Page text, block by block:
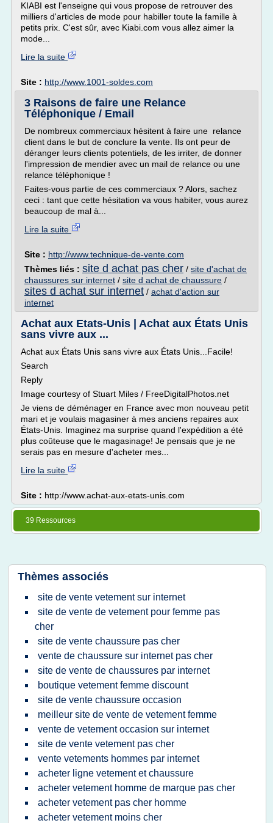
KIABI est l'enseigne qui vous propose de retrouver des
milliers d'articles de mode pour habiller toute la famille à
petits prix. C'est sûr, avec Kiabi.com vous allez aimer la
mode...
Lire la suite
Site : http://www.1001-soldes.com
3 Raisons de faire une Relance
Téléphonique / Email
De nombreux commerciaux hésitent à faire une relance
client dans le but de conclure la vente. Ils ont peur de
déranger leurs clients potentiels, de les irriter, de donner
l'impression de mendier avec un mail de relance ou une
relance téléphonique !
Faites-vous partie de ces commerciaux ? Alors, sachez
ceci : tant que cette hésitation va vous habiter, vous aurez
beaucoup de mal à...
Lire la suite
Site : http://www.technique-de-vente.com
Thèmes liés : site d achat pas cher / site d'achat de
chaussures sur internet / site d achat de chaussure /
sites d achat sur internet / achat d'action sur
internet
Achat aux Etats-Unis | Achat aux États Unis
sans vivre aux ...
Achat aux États Unis sans vivre aux États Unis...Facile!
Search
Reply
Image courtesy of Stuart Miles / FreeDigitalPhotos.net
Je viens de déménager en France avec mon nouveau petit
mari et je voulais magasiner à mes anciens repaires aux
États-Unis. Imaginez ma surprise quand l'expédition a été
plus coûteuse que le magasinage! Je pensais que je ne
serais pas en mesure d'acheter mes...
Lire la suite
Site : http://www.achat-aux-etats-unis.com
39 Ressources
Thèmes associés
site de vente vetement sur internet
site de vente de vetement pour femme pas
cher
site de vente chaussure pas cher
vente de chaussure sur internet pas cher
site de vente de chaussures par internet
boutique vetement femme discount
site de vente chaussure occasion
meilleur site de vente de vetement femme
vente de vetement occasion sur internet
site de vente vetement pas cher
vente vetements hommes par internet
acheter ligne vetement et chaussure
acheter vetement homme de marque pas cher
acheter vetement pas cher homme
acheter vetement moins cher